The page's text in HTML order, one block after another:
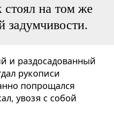
стоял на том же
задумчивости.
и раздосадованный
рукописи
попрощался
увозя с собой